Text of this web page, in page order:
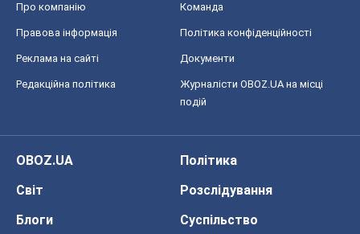
Про компанію Команда
Правова інформація Політика конфіденційності
Реклама на сайті Документи
Редакційна політика
Журналісти OBOZ.UA на місці
подій
OBOZ.UA
Політика
Світ
Розслідування
Блоги
Суспільство